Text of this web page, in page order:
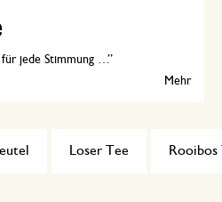
unsere biologischen Grünteesorten in verschiedenen Geschmacksrichtungen.
Mehr
Loser Tee Rooibos